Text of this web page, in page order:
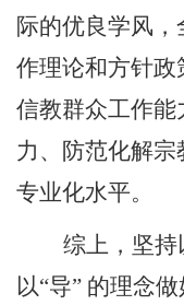
际的优良学风
作理论和方针
信教群众工作
力、防范化解
专业化水平。
综上，坚持
以“导” 的理念